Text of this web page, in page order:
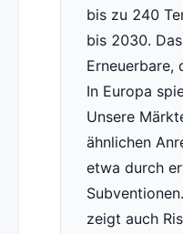
bis zu 240
bis 2030.
Erneuerbare,
In Europa
Unsere
ähnlichen
etwa durch
zeigt auch